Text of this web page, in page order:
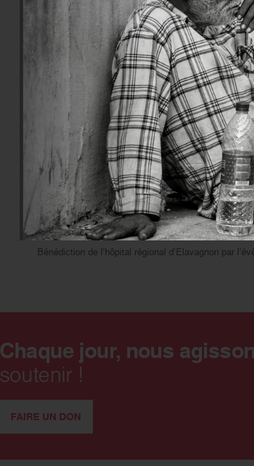
Bénédiction de l’hôpital régional d’Elavagnon par
Chaque jour, nous
soutenir !
FAIRE UN DON